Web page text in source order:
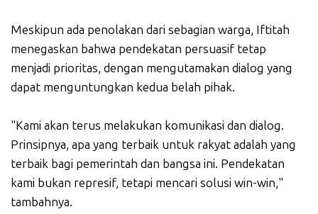
Meskipun ada penolakan dari sebagian warga, Iftitah
menegaskan bahwa pendekatan persuasif tetap
menjadi prioritas, dengan mengutamakan dialog yang
dapat menguntungkan kedua belah pihak.
"Kami akan terus melakukan komunikasi dan dialog.
Prinsipnya, apa yang terbaik untuk rakyat adalah yang
terbaik bagi pemerintah dan bangsa ini. Pendekatan
kami bukan represif, tetapi mencari solusi win-win,"
tambahnya.